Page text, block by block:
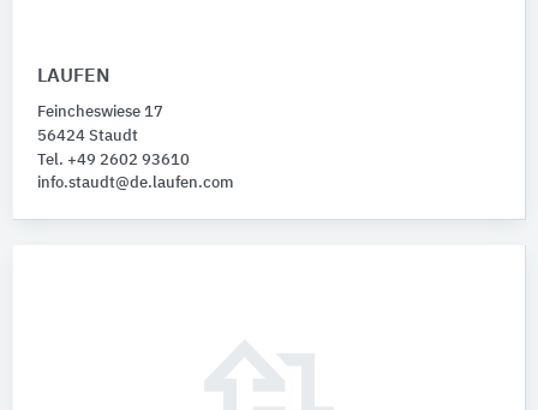
LAUFEN
Feincheswiese 17
56424 Staudt
Tel. +49 2602 93610
info.staudt@de.laufen.com